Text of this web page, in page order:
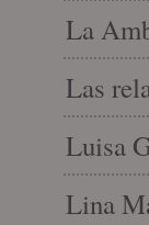
La
Las
Luisa
Lina